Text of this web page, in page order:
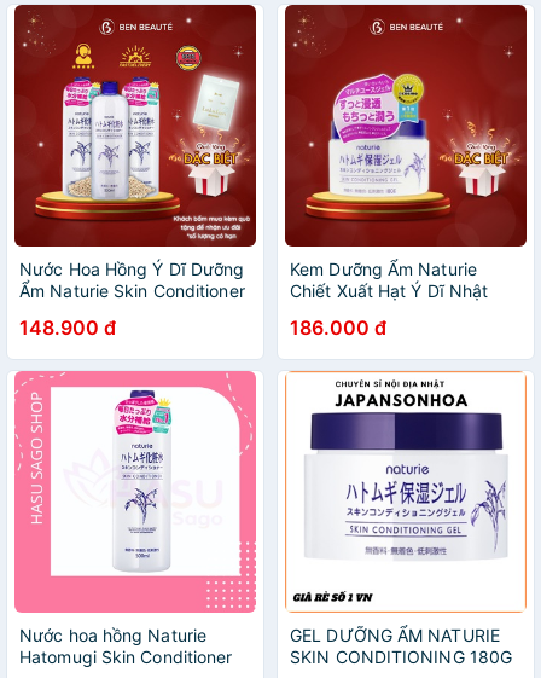
Nước Hoa Hồng Ý Dĩ Dưỡng
Ẩm Naturie Skin Conditioner
148.900 đ
Kem Dưỡng Ẩm Naturie
Chiết Xuất Hạt Ý Dĩ Nhật
Maneki 180g
186.000 đ
Nước hoa hồng Naturie
Hatomugi Skin Conditioner
GEL DƯỠNG ẨM NATURIE
SKIN CONDITIONING 180G